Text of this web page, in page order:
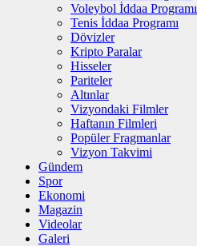
Voleybol İddaa Programı
Tenis İddaa Programı
Dövizler
Kripto Paralar
Hisseler
Pariteler
Altınlar
Vizyondaki Filmler
Haftanın Filmleri
Popüler Fragmanlar
Vizyon Takvimi
Gündem
Spor
Ekonomi
Magazin
Videolar
Galeri